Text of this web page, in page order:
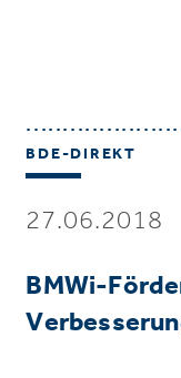
BDE-DIREKT
27.06.2018
BMWi-